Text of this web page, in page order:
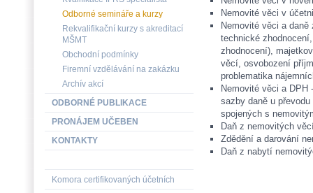
Nemovité věci v
Nemovité věci a
technické
zhodnocení),
věcí, osvobození
problematika
Nemovité věci a DPH
sazby daně u
spojených s
Daň z nemovitých
Zdědění a darování
Daň z nabytí
Odborné semináře a kurzy
Rekvalifikační kurzy s akreditací
MŠMT
Obchodní podmínky
Firemní vzdělávání na zakázku
Archív akcí
ODBORNÉ PUBLIKACE
PRONÁJEM UČEBEN
KONTAKTY
Komora certifikovaných účetních